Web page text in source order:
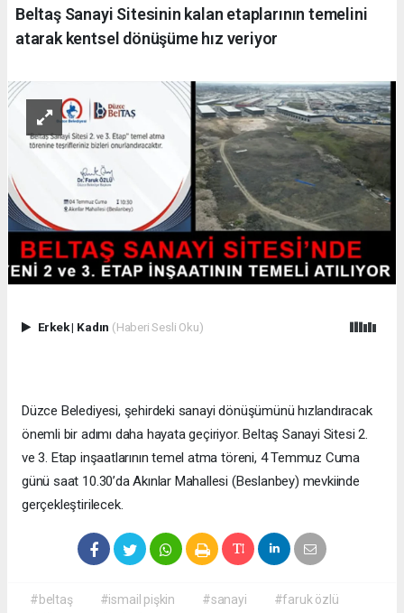
Beltaş Sanayi Sitesinin kalan etaplarının temelini
atarak kentsel dönüşüme hız veriyor
Erkek| Kadın (Haberi Sesli Oku)
Düzce Belediyesi, şehirdeki sanayi dönüşümünü hızlandıracak
önemli bir adımı daha hayata geçiriyor. Beltaş Sanayi Sitesi 2.
ve 3. Etap inşaatlarının temel atma töreni, 4 Temmuz Cuma
günü saat 10.30’da Akınlar Mahallesi (Beslanbey) mevkiinde
gerçekleştirilecek.
#beltaş #ismail pişkin #sanayi
#faruk özlü